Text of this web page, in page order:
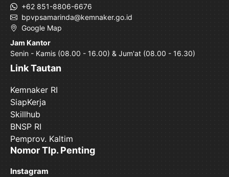
+62 851-8806-6676
bpvpsamarinda@kemnaker.go.id
Google Map
Jam Kantor
Senin - Kamis (08.00 - 16.00) & Jum'at (08.00 - 16.30)
Link Tautan
Kemnaker RI
SiapKerja
Skillhub
BNSP RI
Pemprov. Kaltim
Nomor Tlp. Penting
Instagram